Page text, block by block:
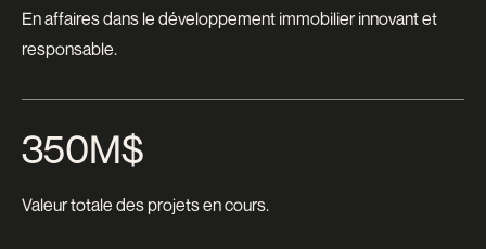
En affaires dans le développement immobilier innovant et
responsable.
350M$
Valeur totale des projets en cours.